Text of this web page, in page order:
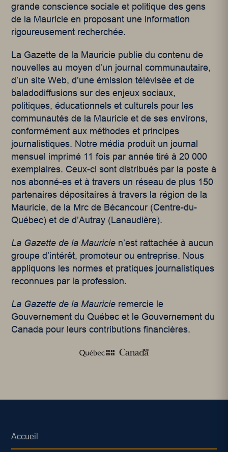
grande conscience sociale et politique des gens
de la Mauricie en proposant une information
rigoureusement recherchée.
La Gazette de la Mauricie publie du contenu de
nouvelles au moyen d’un journal communautaire,
d’un site Web, d’une émission télévisée et de
baladodiffusions sur des enjeux sociaux,
politiques, éducationnels et culturels pour les
communautés de la Mauricie et de ses environs,
conformément aux méthodes et principes
journalistiques. Notre média produit un journal
mensuel imprimé 11 fois par année tiré à 20 000
exemplaires. Ceux-ci sont distribués par la poste à
nos abonné-es et à travers un réseau de plus 150
partenaires dépositaires à travers la région de la
Mauricie, de la Mrc de Bécancour (Centre-du-
Québec) et de d’Autray (Lanaudière).
La Gazette de la Mauricie n’est rattachée à aucun
groupe d’intérêt, promoteur ou entreprise. Nous
appliquons les normes et pratiques journalistiques
reconnues par la profession.
La Gazette de la Mauricie remercie le
Gouvernement du Québec et le Gouvernement du
Canada pour leurs contributions financières.
Accueil